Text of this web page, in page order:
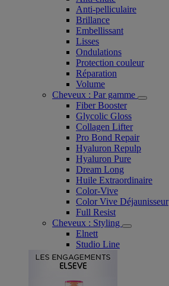
Anti-pelliculaire​
Brillance
Embellissant
Lisses
Ondulations
Protection couleur​
Réparation
Volume
Cheveux : Par gamme
Fiber Booster
Glycolic Gloss
Collagen Lifter
Pro Bond Repair
Hyaluron Repulp
Hyaluron Pure
Dream Long
Huile Extraordinaire
Color-Vive
Color Vive Déjaunisseur
Full Resist
Cheveux : Styling
Elnett
Studio Line